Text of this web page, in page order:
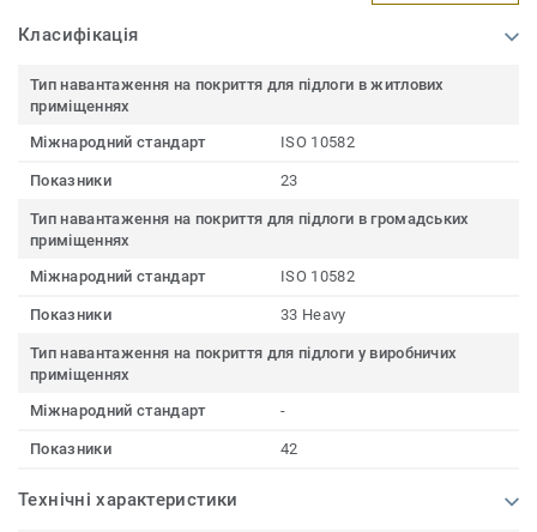
Класифікація
Тип навантаження на покриття для підлоги в житлових
приміщеннях
Міжнародний стандарт
ISO 10582
Показники 23
Тип навантаження на покриття для підлоги в громадських
приміщеннях
Міжнародний стандарт
ISO 10582
Показники 33 Heavy
Тип навантаження на покриття для підлоги у виробничих
приміщеннях
Міжнародний стандарт
-
Показники 42
Технічні характеристики